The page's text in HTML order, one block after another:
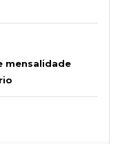
mensalidade